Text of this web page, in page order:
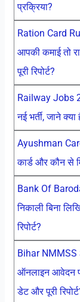
प्रक्रिया?
Ration Card
आपकी कमाई तो
पूरी रिपोर्ट?
Railway Jobs
नई भर्ती, जाने
Ayushman
कार्ड और कौन से
Bank Of
निकाली बिना
रिपोर्ट?
Bihar NMMSS
ऑनलाइन आवेदन
डेट और पूरी